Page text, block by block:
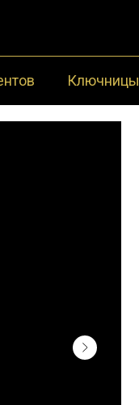
Ключницы